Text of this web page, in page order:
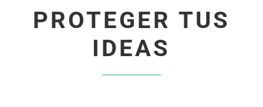
PROTEGER TUS
IDEAS